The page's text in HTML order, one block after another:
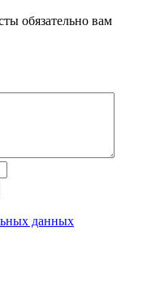
обязательно вам
данных